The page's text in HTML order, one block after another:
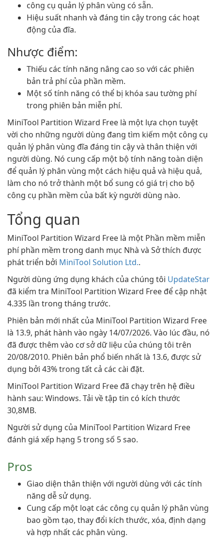
công cụ quản lý phân vùng có sẵn.
Hiệu suất nhanh và đáng tin cậy trong các hoạt
động của đĩa.
Nhược điểm:
Thiếu các tính năng nâng cao so với các phiên
bản trả phí của phần mềm.
Một số tính năng có thể bị khóa sau tường phí
trong phiên bản miễn phí.
MiniTool Partition Wizard Free là một lựa chọn tuyệt
vời cho những người dùng đang tìm kiếm một công cụ
quản lý phân vùng đĩa đáng tin cậy và thân thiện với
người dùng. Nó cung cấp một bộ tính năng toàn diện
để quản lý phân vùng một cách hiệu quả và hiệu quả,
làm cho nó trở thành một bổ sung có giá trị cho bộ
công cụ phần mềm của bất kỳ người dùng nào.
Tổng quan
MiniTool Partition Wizard Free là một Phần mềm miễn
phí phần mềm trong danh mục Nhà và Sở thích được
phát triển bởi MiniTool Solution Ltd..
Người dùng ứng dụng khách của chúng tôi UpdateStar
đã kiểm tra MiniTool Partition Wizard Free để cập nhật
4.335 lần trong tháng trước.
Phiên bản mới nhất của MiniTool Partition Wizard Free
là 13.9, phát hành vào ngày 14/07/2026. Vào lúc đầu, nó
đã được thêm vào cơ sở dữ liệu của chúng tôi trên
20/08/2010. Phiên bản phổ biến nhất là 13.6, được sử
dụng bởi 43% trong tất cả các cài đặt.
MiniTool Partition Wizard Free đã chạy trên hệ điều
hành sau: Windows. Tải về tập tin có kích thước
30,8MB.
Người sử dụng của MiniTool Partition Wizard Free
đánh giá xếp hạng 5 trong số 5 sao.
Pros
Giao diện thân thiện với người dùng với các tính
năng dễ sử dụng.
Cung cấp một loạt các công cụ quản lý phân vùng
bao gồm tạo, thay đổi kích thước, xóa, định dạng
và hợp nhất các phân vùng.